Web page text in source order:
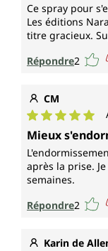
Ce spray pour
Les éditions
titre gracieux.
Répondre2
CM
Note moyenne
Mieux
après la prise.
semaines.
Répondre2
Karin de